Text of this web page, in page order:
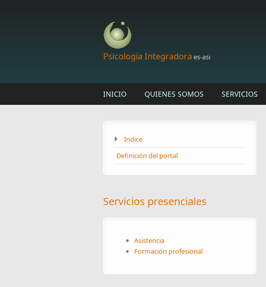
Psicología Integradora es-asi
INICIO QUIENES SOMOS SERVICIOS
Indice
Definición del portal
Servicios presenciales
Asistencia
Formación profesional